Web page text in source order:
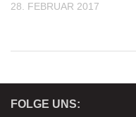
28. FEBRUAR 2017
FOLGE UNS: